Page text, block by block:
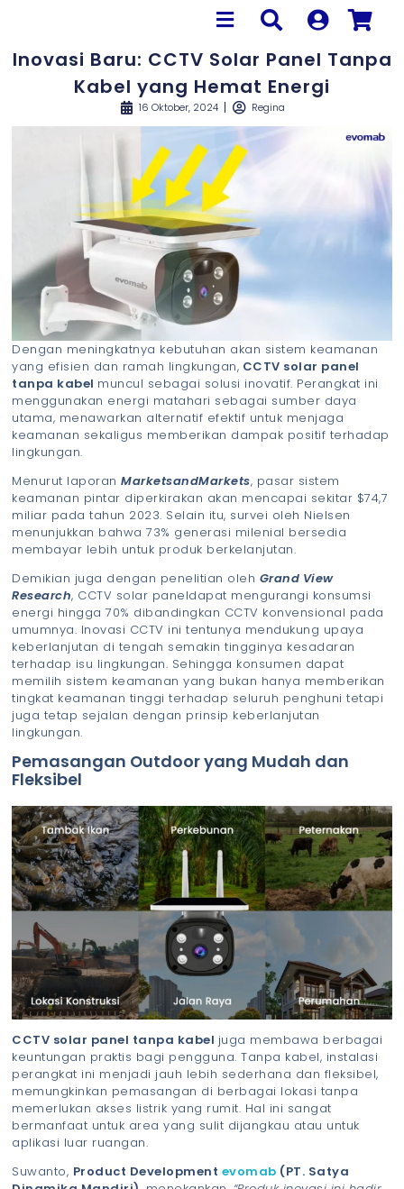
Inovasi Baru: CCTV Solar Panel Tanpa
Kabel yang Hemat Energi
16 Oktober, 2024 Regina
Dengan meningkatnya kebutuhan akan sistem keamanan
yang efisien dan ramah lingkungan, CCTV solar panel
tanpa kabel muncul sebagai solusi inovatif. Perangkat ini
menggunakan energi matahari sebagai sumber daya
utama, menawarkan alternatif efektif untuk menjaga
keamanan sekaligus memberikan dampak positif terhadap
lingkungan.
Menurut laporanMarketsandMarkets, pasar sistem
keamanan pintar diperkirakan akan mencapai sekitar $74,7
miliar pada tahun 2023. Selain itu, survei oleh Nielsen
menunjukkan bahwa 73% generasi milenial bersedia
membayar lebih untuk produk berkelanjutan.
Demikian juga dengan penelitian oleh Grand View
Research, CCTV solar paneldapat mengurangi konsumsi
energi hingga 70% dibandingkan CCTV konvensional pada
umumnya. Inovasi CCTV ini tentunya mendukung upaya
keberlanjutan di tengah semakin tingginya kesadaran
terhadap isu lingkungan. Sehingga konsumen dapat
memilih sistem keamanan yang bukan hanya memberikan
tingkat keamanan tinggi terhadap seluruh penghuni tetapi
juga tetap sejalan dengan prinsip keberlanjutan
lingkungan.
Pemasangan Outdoor yang Mudah dan
Fleksibel
CCTV solar panel tanpa kabel juga membawa berbagai
keuntungan praktis bagi pengguna. Tanpa kabel, instalasi
perangkat ini menjadi jauh lebih sederhana dan fleksibel,
memungkinkan pemasangan di berbagai lokasi tanpa
memerlukan akses listrik yang rumit. Hal ini sangat
bermanfaat untuk area yang sulit dijangkau atau untuk
aplikasi luar ruangan.
Suwanto, Product Development evomab (PT. Satya